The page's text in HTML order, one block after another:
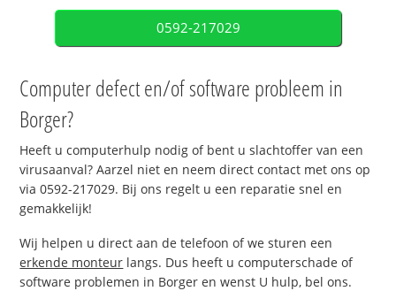
0592-217029
Computer defect en/of software probleem in
Borger?
Heeft u computerhulp nodig of bent u slachtoffer van een
virusaanval? Aarzel niet en neem direct contact met ons op
via 0592-217029. Bij ons regelt u een reparatie snel en
gemakkelijk!
Wij helpen u direct aan de telefoon of we sturen een
erkende monteur langs. Dus heeft u computerschade of
software problemen in Borger en wenst U hulp, bel ons.